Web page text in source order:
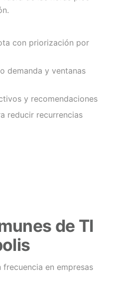
con priorización por
demanda y ventanas
y recomendaciones
reducir recurrencias
de TI
en empresas